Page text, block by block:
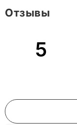
5
Отзывы